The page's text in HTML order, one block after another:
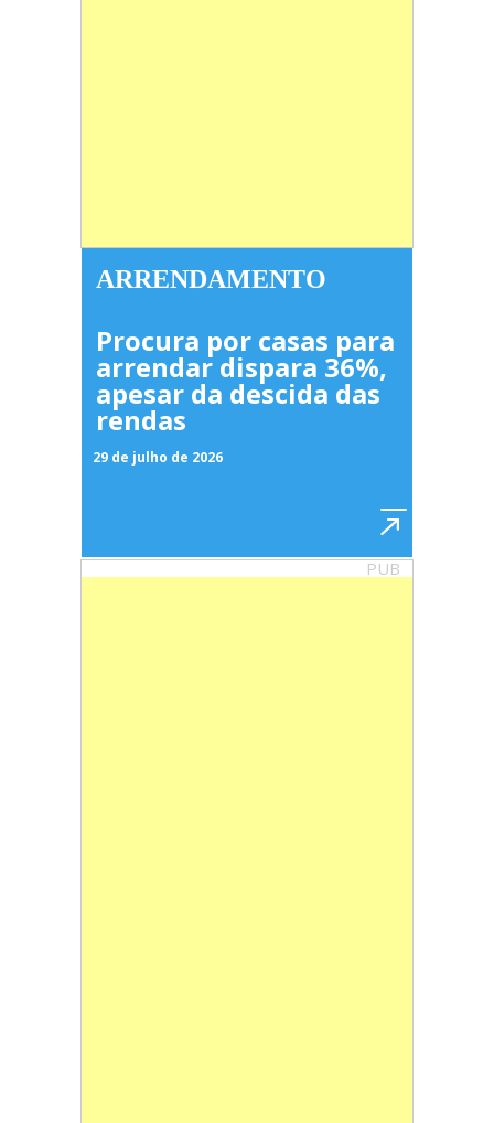
ARRENDAMENTO
Procura por casas para
arrendar dispara 36%,
apesar da descida das
rendas
29 de julho de 2026
PUB